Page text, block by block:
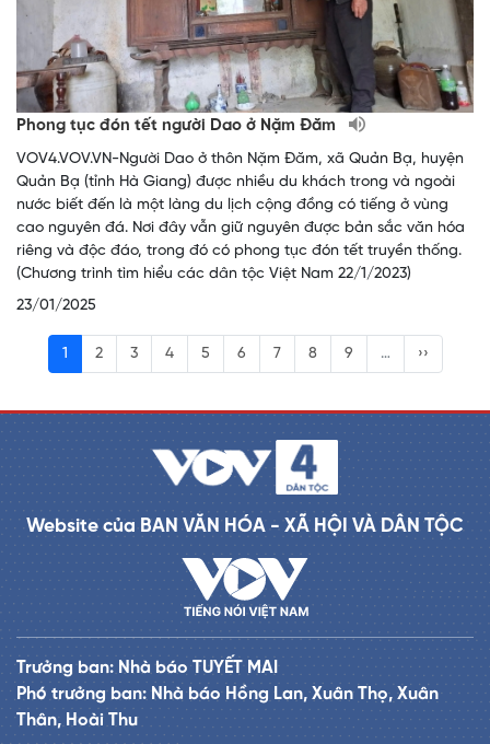
Phong tục đón tết người Dao ở Nặm Đăm
VOV4.VOV.VN-Người Dao ở thôn Nặm Đăm, xã Quản Bạ, huyện
Quản Bạ (tỉnh Hà Giang) được nhiều du khách trong và ngoài
nước biết đến là một làng du lịch cộng đồng có tiếng ở vùng
cao nguyên đá. Nơi đây vẫn giữ nguyên được bản sắc văn hóa
riêng và độc đáo, trong đó có phong tục đón tết truyền thống.
(Chương trình tìm hiểu các dân tộc Việt Nam 22/1/2023)
23/01/2025
1 2 3 4 5 6 7 8 9 … ››
Website của BAN VĂN HÓA - XÃ HỘI VÀ DÂN TỘC
Trưởng ban: Nhà báo TUYẾT MAI
Phó trưởng ban: Nhà báo Hồng Lan, Xuân Thọ, Xuân
Thân, Hoài Thu